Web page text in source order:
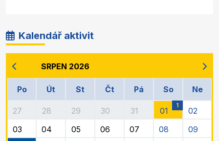
Kalendář aktivit
SRPEN 2026
Po Út St Čt Pá So Ne
27 28 29 30 31 01
1
02
03
04 05 06 07 08
09